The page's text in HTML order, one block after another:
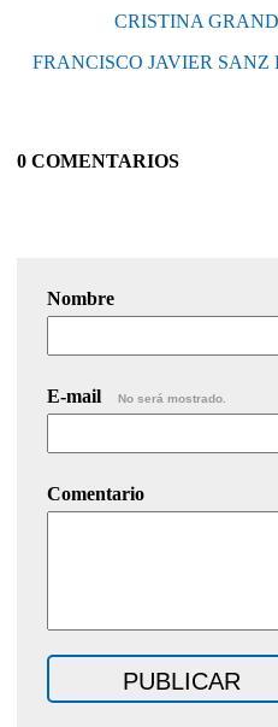
CRISTINA
FRANCISCO JAVIER SANZ
0 COMENTARIOS
Nombre
E-mail No será mostrado.
Comentario